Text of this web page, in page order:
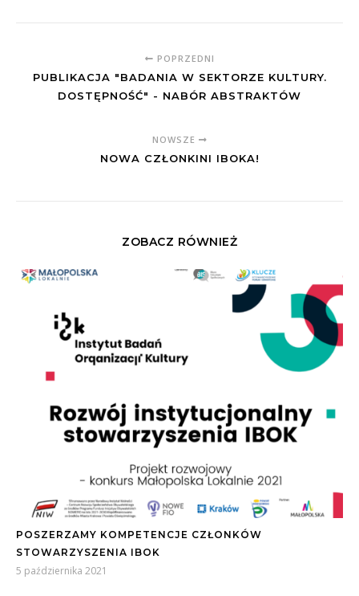
POPRZEDNI
PUBLIKACJA "BADANIA W SEKTORZE KULTURY.
DOSTĘPNOŚĆ" - NABÓR ABSTRAKTÓW
NOWSZE
NOWA CZŁONKINI IBOKA!
ZOBACZ RÓWNIEŻ
POSZERZAMY KOMPETENCJE CZŁONKÓW
STOWARZYSZENIA IBOK
5 października 2021